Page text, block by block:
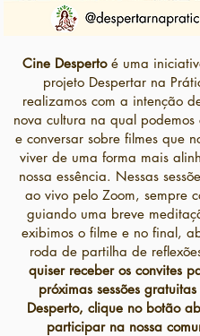
Cine Despertoé uma
projeto Despertar na
realizamos com a intenção
nova cultura na qual podemos
e conversar sobre filmes que
viver de uma forma mais
nossa essência. Nessas
ao vivo pelo Zoom, sempre
guiando uma breve
exibimos o filme e no final,
roda de partilha de
quiser receber os convites
próximas sessões
Desperto, clique no botão
participar na nossa